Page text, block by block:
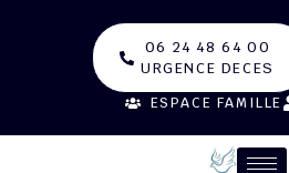
06 24 48 64 00
URGENCE DECES
ESPACE FAMILLE